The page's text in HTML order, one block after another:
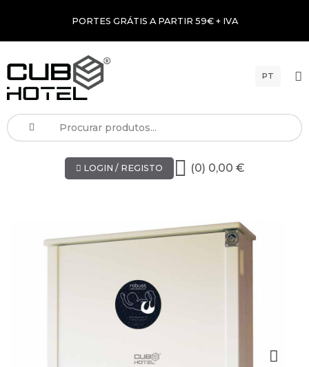
PORTES GRÁTIS A PARTIR 59€ + IVA
PT
LOGIN / REGISTO (0) 0,00 €